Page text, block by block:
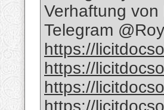
Verhaftung
Telegram
https://
https://
https://